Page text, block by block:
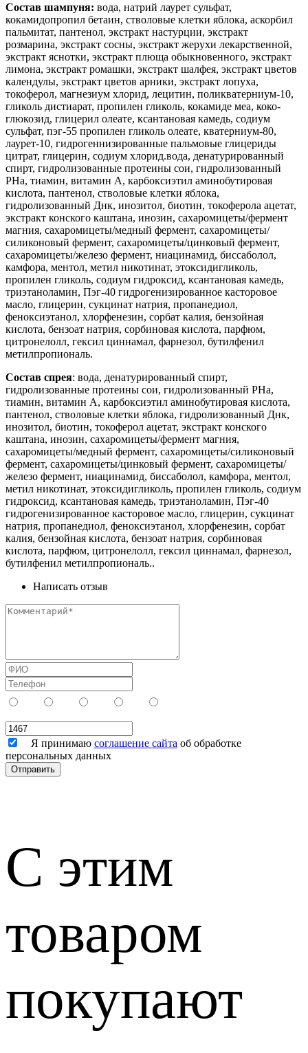
Состав шампуня: вода, натрий лаурет сульфат,
кокамидопропил бетаин, стволовые клетки яблока, аскорбил
пальмитат, пантенол, экстракт настурции, экстракт
розмарина, экстракт сосны, экстракт жерухи лекарственной,
экстракт яснотки, экстракт плюща обыкновенного, экстракт
лимона, экстракт ромашки, экстракт шалфея, экстракт цветов
календулы, экстракт цветов арники, экстракт лопуха,
токоферол, магнезиум хлорид, лецитин, поликватерниум-10,
гликоль дистиарат, пропилен гликоль, кокамиде меа, коко-
глюкозид, глицерил олеате, ксантановая камедь, содиум
сульфат, пэг-55 пропилен гликоль олеате, кватерниум-80,
лаурет-10, гидрогеннизированные пальмовые глицериды
цитрат, глицерин, содиум хлорид.вода, денатурированный
спирт, гидролизованные протеины сои, гидролизованный
РНа, тиамин, витамин А, карбоксиэтил аминобутировая
кислота, пантенол, стволовые клетки яблока,
гидролизованный Днк, инозитол, биотин, токоферола ацетат,
экстракт конского каштана, инозин, сахаромицеты/фермент
магния, сахаромицеты/медный фермент, сахаромицеты/
силиконовый фермент, сахаромицеты/цинковый фермент,
сахаромицеты/железо фермент, ниацинамид, биссаболол,
камфора, ментол, метил никотинат, этоксидигликоль,
пропилен гликоль, содиум гидроксид, ксантановая камедь,
триэтаноламин, Пэг-40 гидрогенизированное касторовое
масло, глицерин, сукцинат натрия, пропанедиол,
феноксиэтанол, хлорфенезин, сорбат калия, бензойная
кислота, бензоат натрия, сорбиновая кислота, парфюм,
цитронелолл, гексил циннамал, фарнезол, бутилфенил
метилпропиональ.
Состав спрея: вода, денатурированный спирт,
гидролизованные протеины сои, гидролизованный РНа,
тиамин, витамин А, карбоксиэтил аминобутировая кислота,
пантенол, стволовые клетки яблока, гидролизованный Днк,
инозитол, биотин, токоферол ацетат, экстракт конского
каштана, инозин, сахаромицеты/фермент магния,
сахаромицеты/медный фермент, сахаромицеты/силиконовый
фермент, сахаромицеты/цинковый фермент, сахаромицеты/
железо фермент, ниацинамид, биссаболол, камфора, ментол,
метил никотинат, этоксидигликоль, пропилен гликоль, содиум
гидроксид, ксантановая камедь, триэтаноламин, Пэг-40
гидрогенизированное касторовое масло, глицерин, сукцинат
натрия, пропанедиол, феноксиэтанол, хлорфенезин, сорбат
калия, бензойная кислота, бензоат натрия, сорбиновая
кислота, парфюм, цитронелолл, гексил циннамал, фарнезол,
бутилфенил метилпропиональ..
Написать отзыв
Я принимаю соглашение сайта об обработке
персональных данных
С этим
товаром
покупают